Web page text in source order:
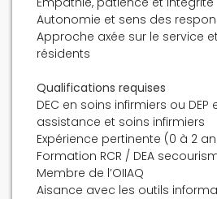
Autonomie et sens des
Approche axée sur le service
résidents
Qualifications requises
DEC en soins infirmiers ou DEP
assistance et soins infirmiers
Expérience pertinente (0 à 2
Formation RCR / DEA
Membre de l’OIIAQ
Aisance avec les outils